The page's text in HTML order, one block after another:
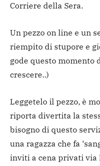
Corriere della Sera.
Un pezzo on line e un
riempito di stupore e
gode questo momento
crescere..)
Leggetelo il pezzo, è
riporta divertita la
bisogno di questo
una ragazza che fa
inviti a cena privati via